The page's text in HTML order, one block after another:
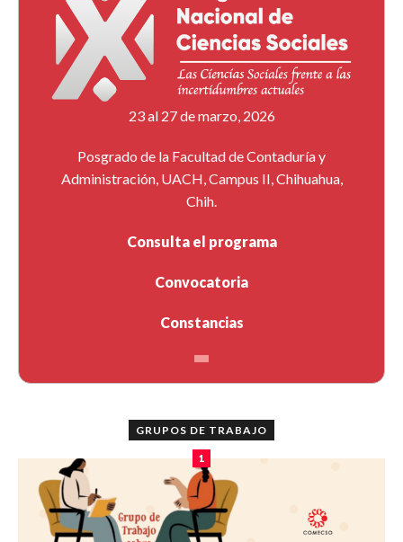
23 al 27 de marzo, 2026
Posgrado de la Facultad de Contaduría y
Administración, UACH, Campus II, Chihuahua,
Chih.
Consulta el programa
Convocatoria
Constancias
GRUPOS DE TRABAJO
1